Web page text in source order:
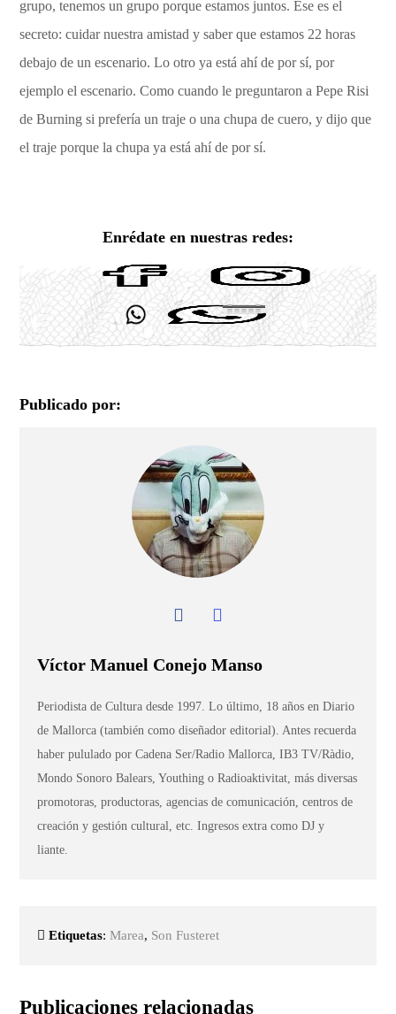
grupo, tenemos un grupo porque estamos juntos. Ese es el
secreto: cuidar nuestra amistad y saber que estamos 22 horas
debajo de un escenario. Lo otro ya está ahí de por sí, por
ejemplo el escenario. Como cuando le preguntaron a Pepe Risi
de Burning si prefería un traje o una chupa de cuero, y dijo que
el traje porque la chupa ya está ahí de por sí.
Enrédate en nuestras redes:
Publicado por:
Víctor Manuel Conejo Manso
Periodista de Cultura desde 1997. Lo último, 18 años en Diario
de Mallorca (también como diseñador editorial). Antes recuerda
haber pululado por Cadena Ser/Radio Mallorca, IB3 TV/Ràdio,
Mondo Sonoro Balears, Youthing o Radioaktivitat, más diversas
promotoras, productoras, agencias de comunicación, centros de
creación y gestión cultural, etc. Ingresos extra como DJ y
liante.
Etiquetas:Marea, Son Fusteret
Publicaciones relacionadas